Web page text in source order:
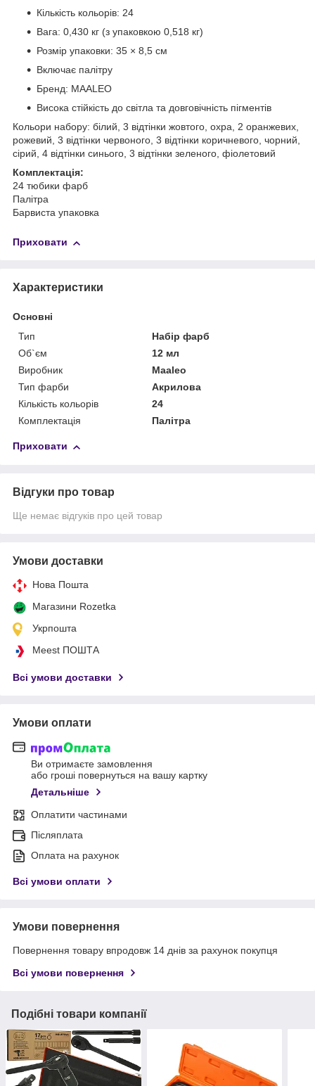
Кількість кольорів: 24
Вага: 0,430 кг (з упаковкою 0,518 кг)
Розмір упаковки: 35 × 8,5 см
Включає палітру
Бренд: MAALEO
Висока стійкість до світла та довговічність пігментів
Кольори набору: білий, 3 відтінки жовтого, охра, 2 оранжевих,
рожевий, 3 відтінки червоного, 3 відтінки коричневого, чорний,
сірий, 4 відтінки синього, 3 відтінки зеленого, фіолетовий
Комплектація:
24 тюбики фарб
Палітра
Барвиста упаковка
Приховати
Характеристики
Основні
Тип
Набір фарб
Об`єм
12 мл
Виробник
Maaleo
Тип фарби
Акрилова
Кількість кольорів
24
Комплектація
Палітра
Приховати
Відгуки про товар
Ще немає відгуків про цей товар
Умови доставки
Нова Пошта
Магазини Rozetka
Укрпошта
Meest ПОШТА
Всі умови доставки
Умови оплати
Ви отримаєте замовлення
або гроші повернуться на вашу картку
Детальніше
Оплатити частинами
Післяплата
Оплата на рахунок
Всі умови оплати
Умови повернення
Повернення товару впродовж 14 днів за рахунок покупця
Всі умови повернення
Подібні товари компанії